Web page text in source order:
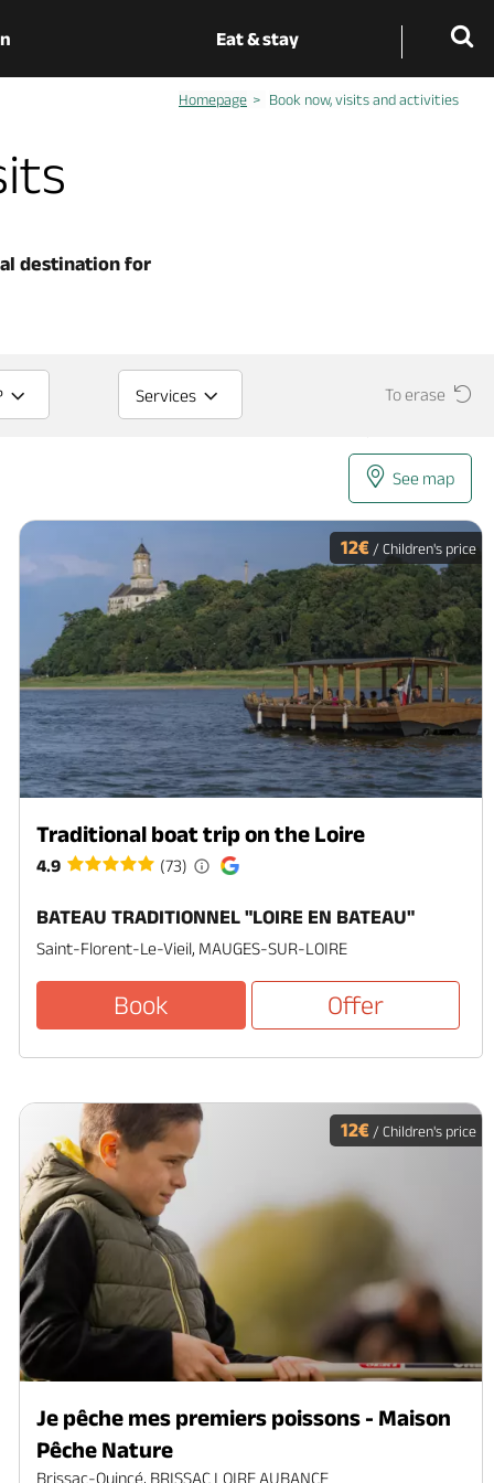
Eat & stay
Homepage Book now, visits and activities
destination for
Services To erase
See map
12€/ Children's price
Traditional boat trip on the Loire
4.9 (73)
BATEAU TRADITIONNEL "LOIRE EN BATEAU"
Saint-Florent-Le-Vieil, MAUGES-SUR-LOIRE
Book Offer
12€ / Children's price
Je pêche mes premiers poissons - Maison
Pêche Nature
Brissac-Quincé, BRISSAC LOIRE AUBANCE